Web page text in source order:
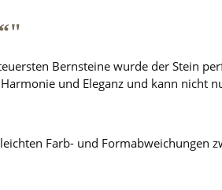
Bernsteine wurde der Stein
und Eleganz und kann nicht
Farb- und Formabweichungen